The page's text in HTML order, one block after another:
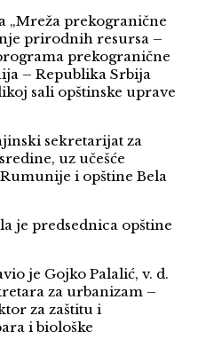
„Mreža prekogranične
prirodnih resursa –
prekogranične
– Republika Srbija
sali opštinske uprave
sekretarijat za
uz učešće
i opštine Bela
je predsednica opštine
je Gojko Palalić, v. d.
za urbanizam –
za zaštitu i
i biološke